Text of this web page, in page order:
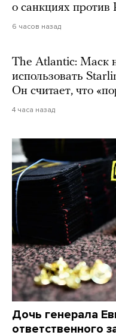
о санкциях против
6 часов назад
The Atlantic: Маск
использовать
Он считает, что
4 часа назад
Дочь генерала
ответственного